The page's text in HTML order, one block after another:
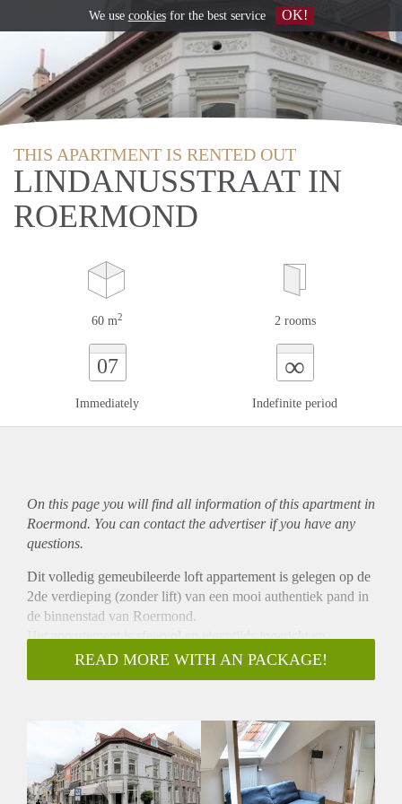
THIS APARTMENT IS RENTED OUT
LINDANUSSTRAAT IN
ROERMOND
60 m2 2 rooms
07
Immediately
∞
Indefinite period
On this page you will find all information of this apartmentin
Roermond. You can contact the advertiser if you have any
questions.
Dit volledig gemeubileerde loft appartement is gelegen op de
2de verdieping (zonder lift) van een mooi authentiek pand in
de binnenstad van Roermond.
Het appartement is sfeervol en eigentijds ingericht en
beschikt over 1 slaapkamer, welke op een open vide gelegen
is. De woonkamer sluit aan op de half open keuken welke is
kleedkamer, heeft een massage douche cabine, wastafel
meubel en wasmachine. Het toilet is separaat gelegen.
Met deze woning geniet u van het comfort van wonen in de
binnenstad, echter toch rustig gelegen.
READ MORE WITH AN PACKAGE!
We use cookiesfor the best service OK!